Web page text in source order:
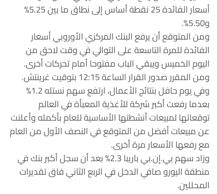
أسعار الفائدة 25 نقطة أساس إلى نطاق ما بين 5.25%
و5.50%.
ومن المتوقع أن يرفع البنك المركزي الأوروبي أسعار
الفائدة للمرة التاسعة على التوالي في وقت لاحق من
اليوم الخميس ويبقي الباب مفتوحا أمام تحركات أخرى.
ومن المقرر صدور القرار الساعة 12:15 بتوقيت غرينتش.
وفي يوم حافل بنتائج الأعمال، ارتفع سهم نستله 1.2%
بعدما رفعت أكبر شركة للأغذية المعبأة في العالم
توقعاتها لمبيعات أنشطتها الأساسية للعام بأكمله وأعلنت
عن مبيعات أفضل من المتوقع في النصف الأول من العام
مع رفعها الأسعار مرة أخرى.
وزاد سهم بي.إن.بي باريبا 2.3% بعد أن سجل أكبر بنك في
منطقة اليورو صافي الدخل في الربع الثاني فاق تقديرات
المحللين.